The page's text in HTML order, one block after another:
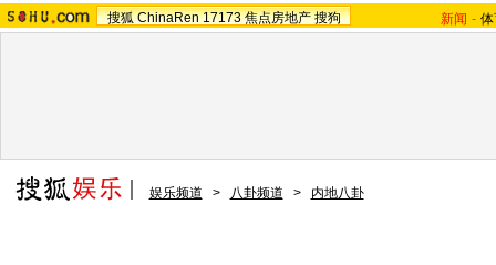
搜狐 ChinaRen 17173 焦点房地产 搜狗 新闻 -
娱乐频道 > 八卦频道 > 内地八卦